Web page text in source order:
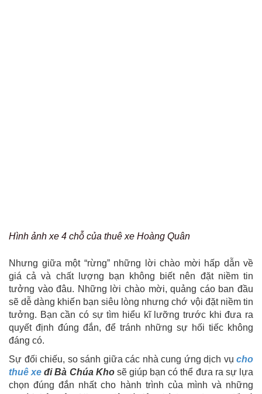
Hình ảnh xe 4 chỗ của thuê xe Hoàng Quân
Nhưng giữa một “rừng” những lời chào mời hấp dẫn về
giá cả và chất lượng bạn không biết nên đặt niềm tin
tưởng vào đâu. Những lời chào mời, quảng cáo ban đầu
sẽ dễ dàng khiến bạn siêu lòng nhưng chớ vội đặt niềm tin
tưởng. Bạn cần có sự tìm hiểu kĩ lưỡng trước khi đưa ra
quyết định đúng đắn, để tránh những sự hối tiếc không
đáng có.
Sự đối chiếu, so sánh giữa các nhà cung ứng dịch vụ cho
thuê xe đi Bà Chúa Kho sẽ giúp bạn có thể đưa ra sự lựa
chọn đúng đắn nhất cho hành trình của mình và những